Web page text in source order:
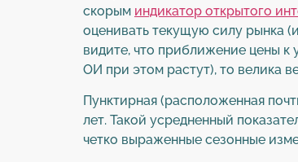
скорым индикатор открытого
оценивать текущую силу рынка
видите, что приближение цены к
ОИ при этом растут), то велика
Пунктирная (расположенная
лет. Такой усредненный
четко выраженные сезонные